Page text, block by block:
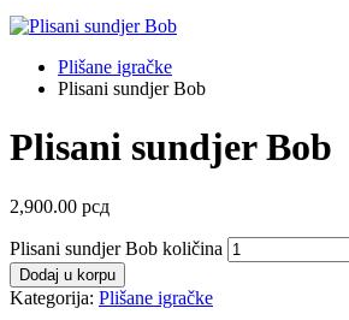
Plišane igračke
Plisani sundjer Bob
Plisani sundjer Bob
2,900.00 рсд
Plisani sundjer Bob količina
Dodaj u korpu
Kategorija: Plišane igračke